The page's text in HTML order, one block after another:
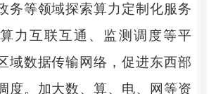
务等领域探索算力定制化服务
力互联互通、监测调度等平
域数据传输网络，促进东西部
度。加大数、算、电、网等资